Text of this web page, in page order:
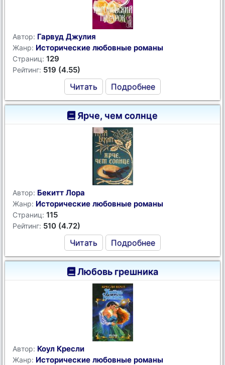
Автор: Гарвуд Джулия
Жанр: Исторические любовные романы
Страниц: 129
Рейтинг: 519 (4.55)
Читать Подробнее
Ярче, чем солнце
Автор: Бекитт Лора
Жанр: Исторические любовные романы
Страниц: 115
Рейтинг: 510 (4.72)
Читать Подробнее
Любовь грешника
Автор: Коул Кресли
Жанр: Исторические любовные романы